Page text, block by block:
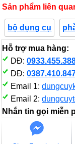
Sản phẩm liên
bộ dụng cụ
Hỗ trợ mua hàng:
DĐ:
DĐ:
Email 1:
Email 2:
Nhắn tin gọi miễn